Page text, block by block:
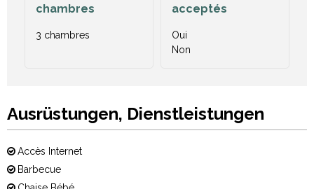
chambres
3 chambres
acceptés
Oui
Non
Ausrüstungen, Dienstleistungen
Accès Internet
Barbecue